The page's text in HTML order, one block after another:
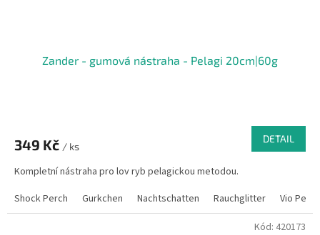
Zander - gumová nástraha - Pelagi 20cm|60g
349 Kč / ks
DETAIL
Kompletní nástraha pro lov ryb pelagickou metodou.
Shock Perch
Gurkchen Nachtschatten Rauchglitter Vio Pearl
Kód: 420173